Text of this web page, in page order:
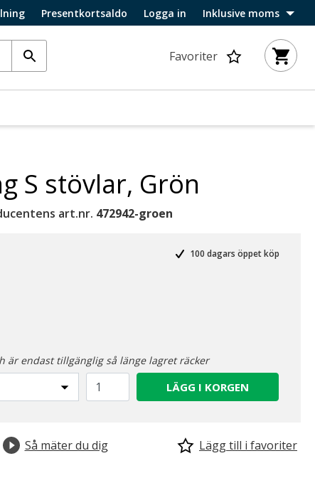
Presentkortsaldo Logga in Inklusive moms
Favoriter
S stövlar, Grön
art.nr. 472942-groen
100 dagars öppet köp
är endast tillgänglig så länge lagret räcker
LÄGG I KORGEN
Så mäter du dig Lägg till i favoriter